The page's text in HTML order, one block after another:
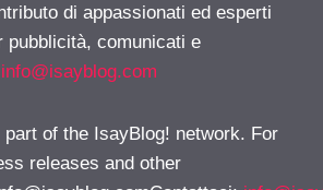
di appassionati ed esperti
pubblicità, comunicati e
info@isayblog.com
of the IsayBlog! network. For
releases and other